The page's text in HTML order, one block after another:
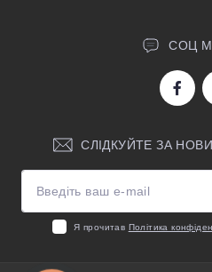
СОЦ
СЛІДКУЙТЕ ЗА
Я прочитав Політика